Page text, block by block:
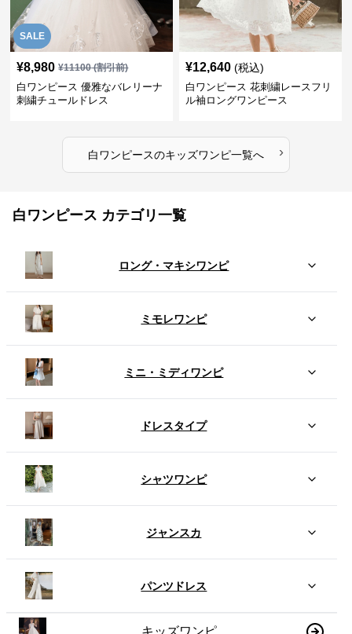
SALE
¥8,980 ¥11100(割引前)
白ワンピース 優雅なバレリーナ
刺繍チュールドレス
¥12,640 (税込)
白ワンピース 花刺繍レースフリ
ル袖ロングワンピース
白ワンピースのキッズワンピ一覧へ ›
白ワンピース カテゴリ一覧
ロング・マキシワンピ
ミモレワンピ
ミニ・ミディワンピ
ドレスタイプ
シャツワンピ
ジャンスカ
パンツドレス
キッズワンピ